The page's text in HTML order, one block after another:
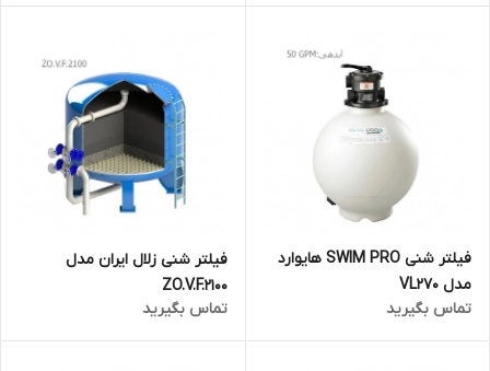
فیلتر شنی SWIM PRO هایوارد
مدل VL270
تماس بگیرید
فیلتر شنی زلال ایران مدل
ZO.V.F.2100
تماس بگیرید